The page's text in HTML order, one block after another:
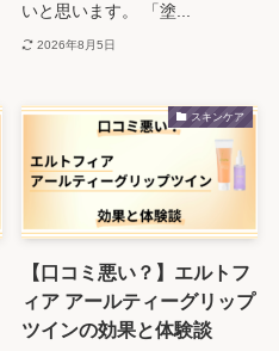
いと思います。 「塗...
2026年8月5日
スキンケア
【口コミ悪い？】エルトフ
ィア アールティーグリップ
ツインの効果と体験談